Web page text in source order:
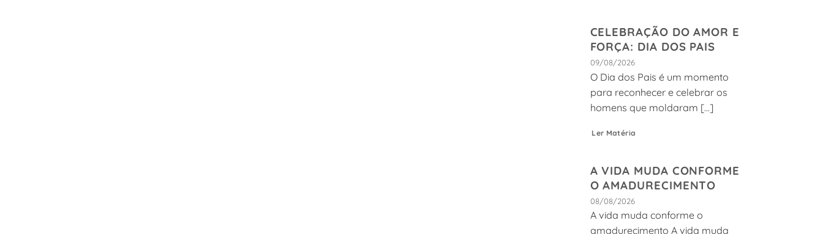
CELEBRAÇÃO DO AMOR E
FORÇA: DIA DOS PAIS
09/08/2026
O Dia dos Pais é um momento
para reconhecer e celebrar os
homens que moldaram [...]
Ler Matéria
A VIDA MUDA CONFORME
O AMADURECIMENTO
08/08/2026
A vida muda conforme o
amadurecimento A vida muda